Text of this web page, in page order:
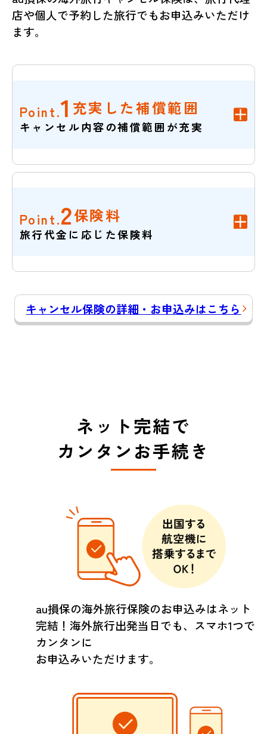
店や個人で予約した旅行でもお申込みいただけ
ます。
Point.1 充実した補償範囲
キャンセル内容の補償範囲が充実
Point.2保険料
旅行代金に応じた保険料
キャンセル保険の詳細・お申込みはこちら
ネット完結で
カンタンお手続き
au損保の海外旅行保険のお申込みはネット
完結！海外旅行出発当日でも、スマホ1つで
カンタンに
お申込みいただけます。